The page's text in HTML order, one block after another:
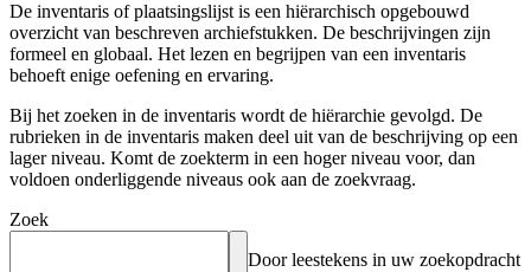
De inventaris of plaatsingslijst is een hiërarchisch opgebouwd
overzicht van beschreven archiefstukken. De beschrijvingen zijn
formeel en globaal. Het lezen en begrijpen van een inventaris
behoeft enige oefening en ervaring.
Bij het zoeken in de inventaris wordt de hiërarchie gevolgd. De
rubrieken in de inventaris maken deel uit van de beschrijving op een
lager niveau. Komt de zoekterm in een hoger niveau voor, dan
voldoen onderliggende niveaus ook aan de zoekvraag.
Zoek
Door leestekens in uw zoekopdracht